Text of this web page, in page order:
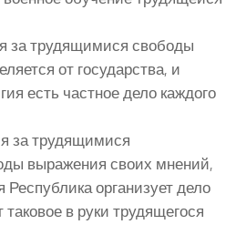
за трудящимися свободы
от государства, и
есть частное дело каждого
за трудящимися
выражения своих мнений,
организует дело
в руки трудящегося